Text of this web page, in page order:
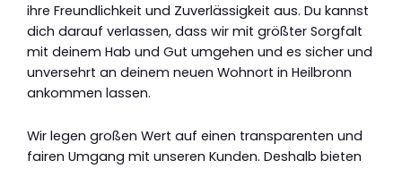
ihre Freundlichkeit und Zuverlässigkeit aus. Du kannst
dich darauf verlassen, dass wir mit größter Sorgfalt
mit deinem Hab und Gut umgehen und es sicher und
unversehrt an deinem neuen Wohnort in Heilbronn
ankommen lassen.
Wir legen großen Wert auf einen transparenten und
fairen Umgang mit unseren Kunden. Deshalb bieten